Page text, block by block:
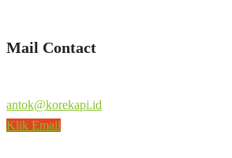
Mail Contact
antok@korekapi.id
Klik Email